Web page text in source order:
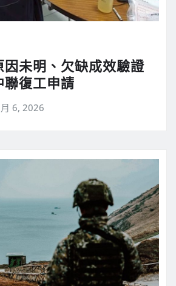
未明、欠缺成效驗證
聯復工申請
6, 2026